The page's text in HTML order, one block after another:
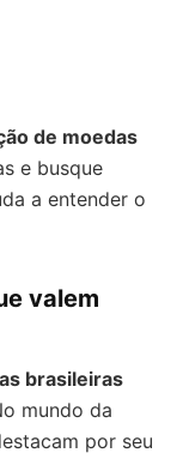
de moedas
e busque
a entender o
valem
brasileiras
mundo da
por seu